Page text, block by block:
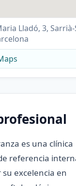
Lladó, 3,
es una clínica
referencia
excelencia en